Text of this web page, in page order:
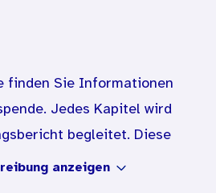
finden Sie Informationen
Jedes Kapitel wird
begleitet. Diese
der Wartezeit auf ein
anzeigen